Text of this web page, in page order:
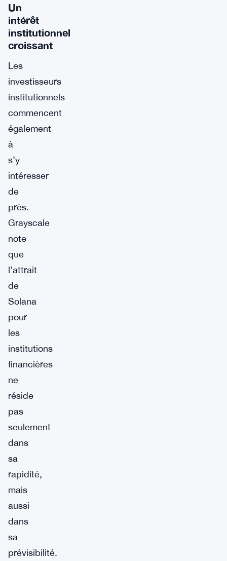
Un
intérêt
institutionnel
croissant
Les
investisseurs
institutionnels
commencent
également
à
s’y
intéresser
de
près.
Grayscale
note
que
l’attrait
de
Solana
pour
les
institutions
financières
ne
réside
pas
seulement
dans
sa
rapidité,
mais
aussi
dans
sa
prévisibilité.